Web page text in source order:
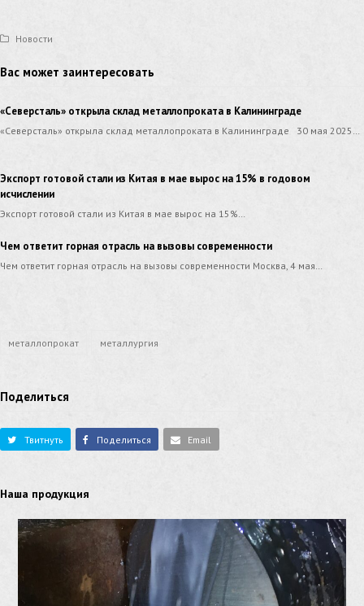
Новости
Вас может заинтересовать
«Северсталь» открыла склад металлопроката в Калининграде
«Северсталь» открыла склад металлопроката в Калининграде 30 мая 2025…
Экспорт готовой стали из Китая в мае вырос на 15% в годовом
исчислении
Экспорт готовой стали из Китая в мае вырос на 15%…
Чем ответит горная отрасль на вызовы современности
Чем ответит горная отрасль на вызовы современности Москва, 4 мая…
металлопрокат металлургия
Поделиться
Твитнуть Поделиться Email
Наша продукция